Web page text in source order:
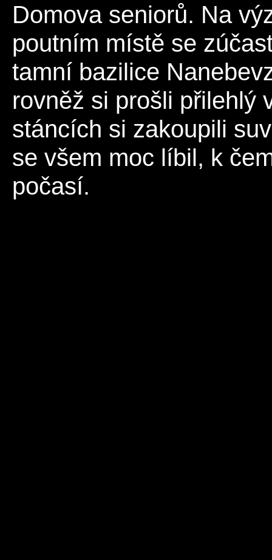
Domova seniorů. Na
poutním místě se
tamní bazilice
rovněž si prošli přilehlý
stáncích si zakoupili
se všem moc líbil, k
počasí.